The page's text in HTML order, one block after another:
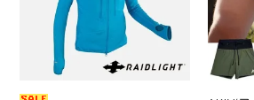
RYOGEN(リョウゲン)
SALOMON(サロモン)